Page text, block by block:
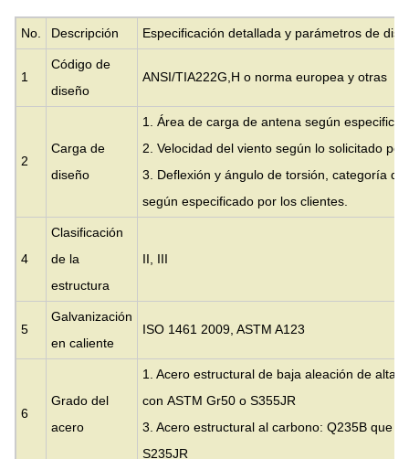
No. Descripción Especificación detallada y parámetros de
1
Código de
diseño
ANSI/TIA222G,H o norma europea y otras
2
Carga de
diseño
1. Área de carga de antena según
2. Velocidad del viento según lo solicitado
3. Deflexión y ángulo de torsión, categoría
según especificado por los clientes.
4
Clasificación
de la
estructura
II, III
5
Galvanización
en caliente
ISO 1461 2009, ASTM A123
6
Grado del
acero
1. Acero estructural de baja aleación de alta
con ASTM Gr50 o S355JR
3. Acero estructural al carbono: Q235B que
S235JR